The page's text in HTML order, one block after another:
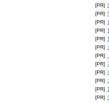
[PR]
[PR]
[PR]
[PR]
[PR]
[PR]
[PR]
[PR]
[PR]
[PR]
[PR]
[PR]